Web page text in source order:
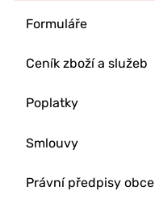
Formuláře
Ceník zboží a služeb
Poplatky
Smlouvy
Právní předpisy obce